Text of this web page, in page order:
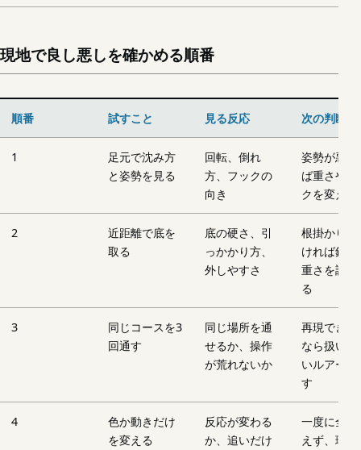
現地で良し悪しを確かめる順番
順番 試すこと 見る反応 次の判断
1
足元で沈み方
と姿勢を見る
回転、倒れ
方、フックの
向き
姿勢が悪け
ば重さやフ
クを変える
2
近距離で底を
取る
底の硬さ、引
っかかり方、
外しやすさ
根掛かりが
ければ針先
重さを調整
る
3
同じコースを3
回通す
同じ場所を通
せるか、操作
が荒れないか
再現できな
なら扱いや
いルアーに
す
4
色か動きだけ
を変える
反応が変わる
か、追いだけ
一度に全部
えず、理由